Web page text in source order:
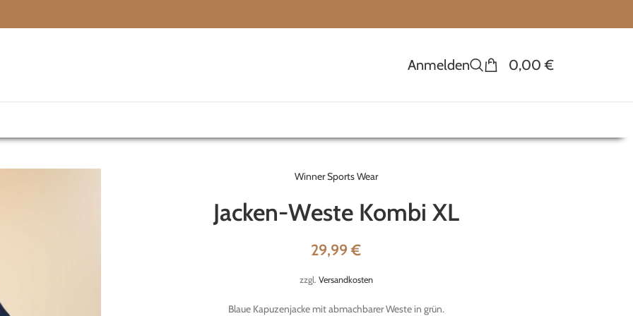
Anmelden 0,00€
Winner Sports Wear
Jacken-Weste Kombi XL
29,99€
zzgl. Versandkosten
Blaue Kapuzenjacke mit abmachbarer Weste in grün.